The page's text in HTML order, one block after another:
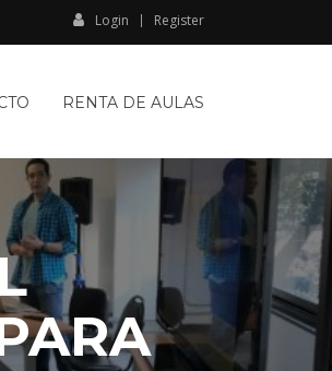
Login Register
RENTA DE AULAS